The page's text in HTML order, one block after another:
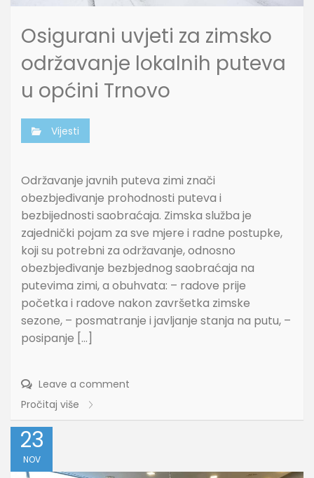
Osigurani uvjeti za zimsko
održavanje lokalnih puteva
u općini Trnovo
Vijesti
Održavanje javnih puteva zimi znači
obezbjeđivanje prohodnosti puteva i
bezbijednosti saobraćaja. Zimska služba je
zajednički pojam za sve mjere i radne postupke,
koji su potrebni za održavanje, odnosno
obezbjeđivanje bezbjednog saobraćaja na
putevima zimi, a obuhvata: – radove prije
početka i radove nakon završetka zimske
sezone, – posmatranje i javljanje stanja na putu, –
posipanje […]
Leave a comment
Pročitaj više
23
NOV